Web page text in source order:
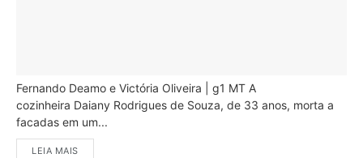
Fernando Deamo e Victória Oliveira | g1 MT A
cozinheira Daiany Rodrigues de Souza, de 33 anos, morta a
facadas em um...
LEIA MAIS